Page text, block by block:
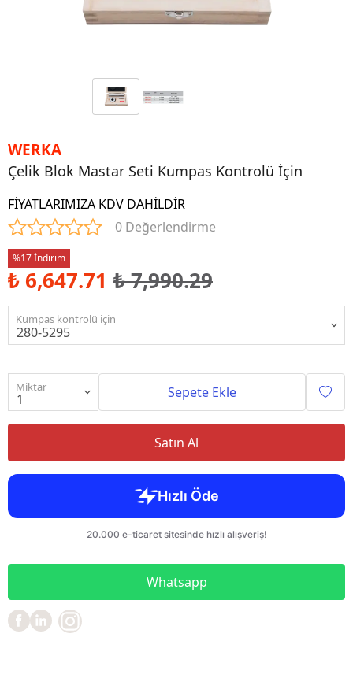
WERKA
Çelik Blok Mastar Seti Kumpas Kontrolü İçin
FİYATLARIMIZA KDV DAHİLDİR
0 Değerlendirme
%17 İndirim
₺ 6,647.71 ₺ 7,990.29
Kumpas kontrolü için
Miktar Sepete Ekle
Satın Al
Whatsapp